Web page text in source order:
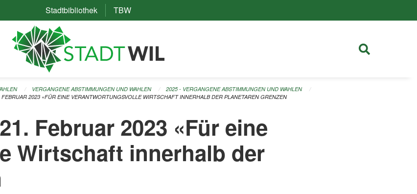
Stadtbibliothek(External Link)
TBW(External Link)
VERGANGENE ABSTIMMUNGEN UND WAHLEN
2025 - VERGANGENE ABSTIMMUNGEN UND WAHLEN
FEBRUAR 2023 «FÜR EINE VERANTWORTUNGSVOLLE WIRTSCHAFT INNERHALB DER PLANETAREN GRENZEN
Februar 2023 «Für eine
Wirtschaft innerhalb der